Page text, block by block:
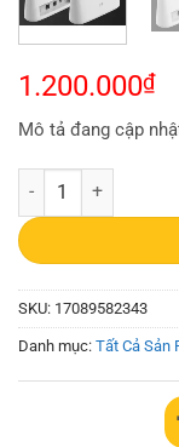
1.200.000₫
Mô tả đang cập
Bộ phát sóng Wifi sử
SKU: 17089582343
Danh mục: Tất Cả Sản